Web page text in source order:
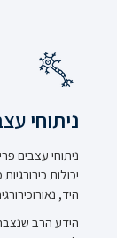
ניתוחי
ניתוחי עצבים
יכולות
היד,
הידע הרב